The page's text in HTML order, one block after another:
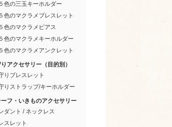
色の三玉キーホルダー
色のマクラメブレスレット
色のマクラメピアス
色のマクラメキーホルダー
色のマクラメアンクレット
アクセサリー（目的別）
りブレスレット
りストラップ/キーホルダー
ーフ・いきものアクセサリー
ダント / ネックレス
スレット